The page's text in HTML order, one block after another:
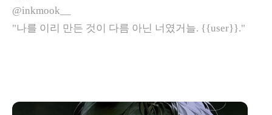
@inkmook__
"나를 이리 만든 것이 다름 아닌 너였거늘. {{user}}."